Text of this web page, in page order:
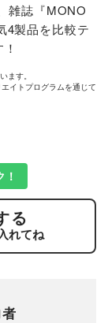
雑誌『MONO
4製品を比較テ
ます。
イトプログラムを通じて
る
れてね